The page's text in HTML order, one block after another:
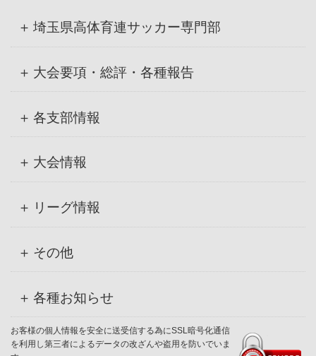
埼玉県高体育連サッカー専門部
大会要項・総評・各種報告
各支部情報
大会情報
リーグ情報
その他
各種お知らせ
お客様の個人情報を安全に送受信する為にSSL暗号化通信
を利用し第三者によるデータの改ざんや盗用を防いでいま